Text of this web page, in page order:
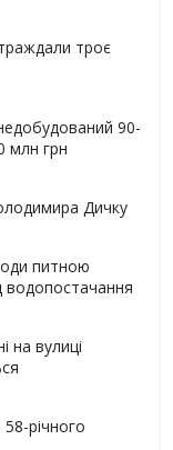
троє
90-
млн грн
Дичку
питною
водопостачання
на вулиці
річного